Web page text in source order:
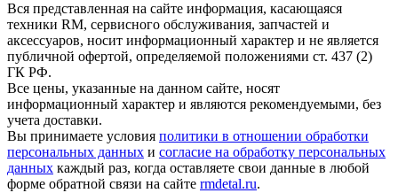
Вся представленная на сайте информация, касающаяся
техники RM, сервисного обслуживания, запчастей и
аксессуаров, носит информационный характер и не является
публичной офертой, определяемой положениями ст. 437 (2)
ГК РФ.
Все цены, указанные на данном сайте, носят
информационный характер и являются рекомендуемыми, без
учета доставки.
Вы принимаете условия политики в отношении обработки
персональных данных и согласие на обработку персональных
данных каждый раз, когда оставляете свои данные в любой
форме обратной связи на сайте rmdetal.ru.